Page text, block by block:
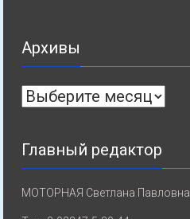
Архивы
Архивы
Главный редактор
МОТОРНАЯ Светлана Павловна